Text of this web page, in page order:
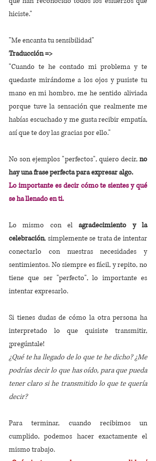
hiciste."
"Me encanta tu sensibilidad"
Traducción =>
"Cuando te he contado mi problema y te
quedaste mirándome a los ojos y pusiste tu
mano en mi hombro, me he sentido aliviada
porque tuve la sensación que realmente me
habías escuchado y me gusta recibir empatía,
así que te doy las gracias por ello."
No son ejemplos "perfectos", quiero decir, no
hay una frase perfecta para expresar algo.
Lo importante es decir cómo te sientes y qué
se ha llenado en ti.
Lo mismo con el agradecimiento y la
celebración, simplemente se trata de intentar
conectarlo con nuestras necesidades y
sentimientos. No siempre es fácil, y repito, no
tiene que ser "perfecto", lo importante es
intentar expresarlo.
Si tienes dudas de cómo la otra persona ha
interpretado lo que quisiste transmitir,
¡pregúntale!
¿Qué te ha llegado de lo que te he dicho? ¿Me
podrías decir lo que has oído, para que pueda
tener claro si he transmitido lo que te quería
decir?
Para terminar, cuando recibimos un
cumplido, podemos hacer exactamente el
mismo trabajo.